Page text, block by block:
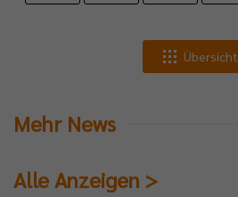
Übersicht
Mehr News
Alle Anzeigen >